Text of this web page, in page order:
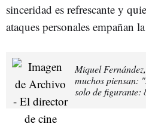
sinceridad es refrescante y
ataques personales empañan
Miquel
muchos piensan:
solo de figurante: